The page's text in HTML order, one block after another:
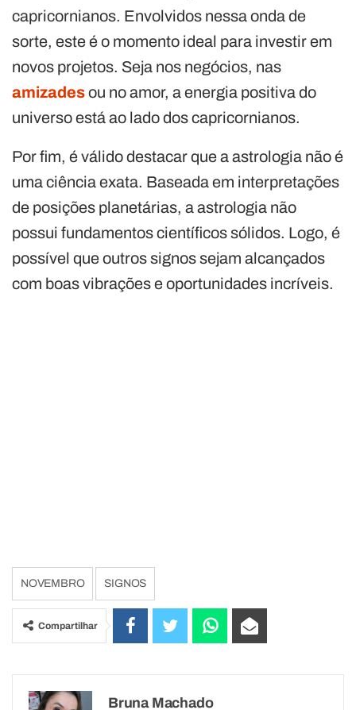
capricornianos. Envolvidos nessa onda de
sorte, este é o momento ideal para investir em
novos projetos. Seja nos negócios, nas
amizadesou no amor, a energia positiva do
universo está ao lado dos capricornianos.
Por fim, é válido destacar que a astrologia não é
uma ciência exata. Baseada em interpretações
de posições planetárias, a astrologia não
possui fundamentos científicos sólidos. Logo, é
possível que outros signos sejam alcançados
com boas vibrações e oportunidades incríveis.
NOVEMBRO SIGNOS
Compartilhar
Bruna Machado